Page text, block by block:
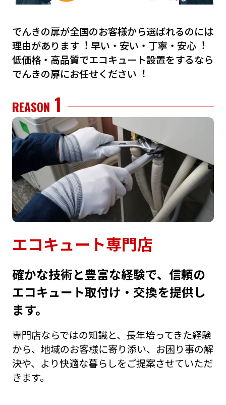
でんきの扉が全国のお客様から選ばれるのには
理由があります︕ 早い・安い・丁寧・安⼼︕
低価格・⾼品質でエコキュート設置をするなら
でんきの扉にお任せください︕
REASON 1
エコキュート専門店
確かな技術と豊富な経験で、信頼の
エコキュート取付け・交換を提供し
ます。
専⾨店ならではの知識と、⻑年培ってきた経験
から、地域のお客様に寄り添い、お困り事の解
決や、より快適な暮らしをご提案させていただ
きます。